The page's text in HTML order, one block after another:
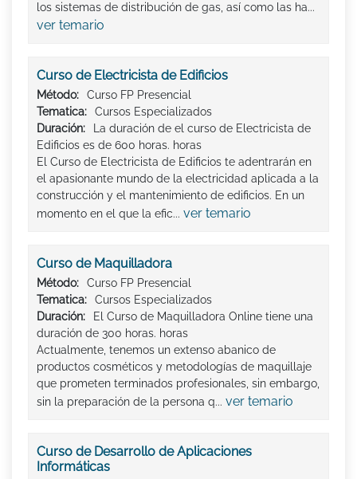
los sistemas de distribución de gas, así como las ha...
ver temario
Curso de Electricista de Edificios
Método:
Curso FP Presencial
Tematica:
Cursos Especializados
Duración:
La duración de el curso de Electricista de
Edificios es de 600 horas. horas
El Curso de Electricista de Edificios te adentrarán en
el apasionante mundo de la electricidad aplicada a la
construcción y el mantenimiento de edificios. En un
momento en el que la efic... ver temario
Curso de Maquilladora
Método:
Curso FP Presencial
Tematica:
Cursos Especializados
Duración:
El Curso de Maquilladora Online tiene una
duración de 300 horas. horas
Actualmente, tenemos un extenso abanico de
productos cosméticos y metodologías de maquillaje
que prometen terminados profesionales, sin embargo,
sin la preparación de la persona q... ver temario
Curso de Desarrollo de Aplicaciones
Informáticas